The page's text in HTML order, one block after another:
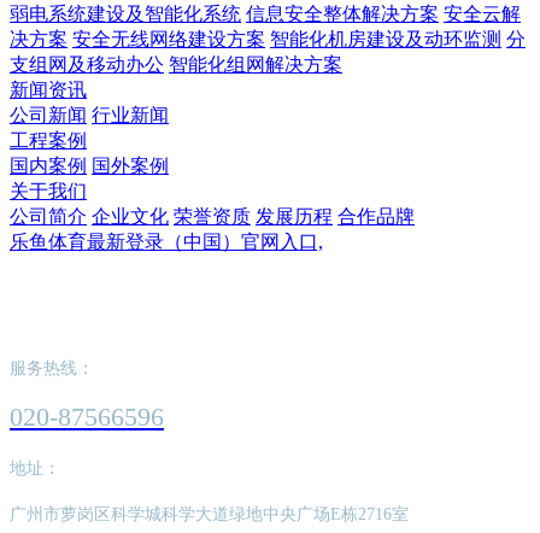
弱电系统建设及智能化系统 信息安全整体解决方案 安全云解
决方案 安全无线网络建设方案 智能化机房建设及动环监测 分
支组网及移动办公 智能化组网解决方案
新闻资讯
公司新闻 行业新闻
工程案例
国内案例 国外案例
关于我们
公司简介 企业文化 荣誉资质 发展历程 合作品牌
乐鱼体育最新登录（中国）官网入口,
服务热线：
020-87566596
地址：
广州市萝岗区科学城科学大道绿地中央广场E栋2716室